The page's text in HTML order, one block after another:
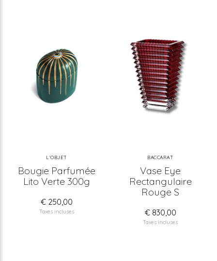
L'OBJET
Bougie Parfumée
Lito Verte 300g
€ 250,00
Taxes incluses
BACCARAT
Vase Eye
Rectangulaire
Rouge S
€ 830,00
Taxes incluses